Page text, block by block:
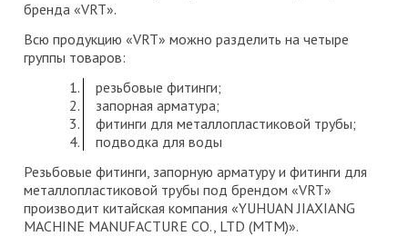
бренда «VRT».
Всю продукцию «VRT» можно разделить на четыре
группы товаров:
резьбовые фитинги;
запорная арматура;
фитинги для металлопластиковой трубы;
подводка для воды
Резьбовые фитинги, запорную арматуру и фитинги для
металлопластиковой трубы под брендом «VRT»
производит китайская компания «YUHUAN JIAXIANG
MACHINE MANUFACTURE CO., LTD (МТМ)».